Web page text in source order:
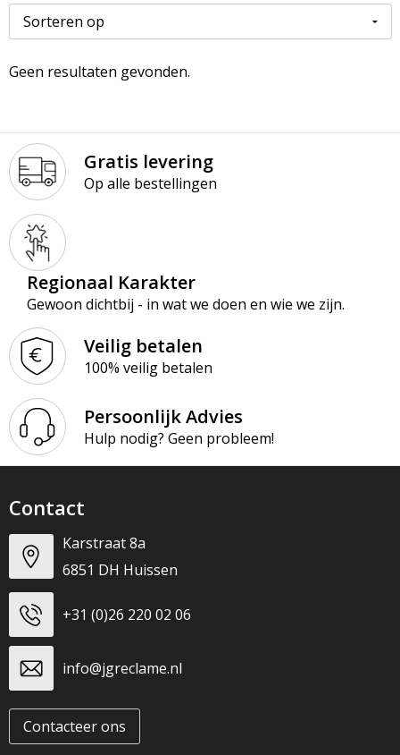
Paraplu’s
Schrijfwaren
Tassen & Reizen
Kledingaccessoires
Peuters en Baby's
Polo's
Regenkleding
Sweaters
Vesten
Ondergoed en Sokken
Polo's
Reflecterende polo's
Reflecterende vesten
Regenkleding
Sweaters
T-Shirts
Veiligheidsvesten en Veiligheidshesjes
Vesten
Werkkleding sets
Gehoorbescherming
Geen resultaten gevonden.
Gratis levering
Op alle bestellingen
Regionaal Karakter
Gewoon dichtbij - in wat we doen en wie we zijn.
Veilig betalen
100% veilig betalen
Persoonlijk Advies
Hulp nodig? Geen probleem!
Contact
Karstraat 8a
6851 DH Huissen
+31 (0)26 220 02 06
info@jgreclame.nl
Contacteer ons